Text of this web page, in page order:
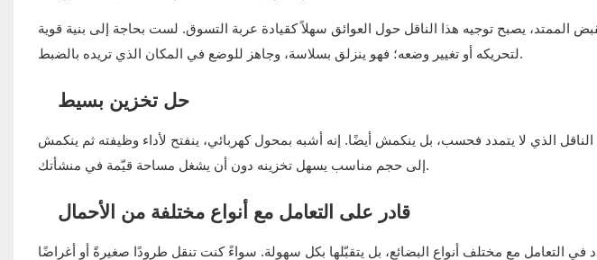
الممتد، يصبح توجيه هذا الناقل حول العوائق سهلاً كقيادة عربة التسوق. لست بحاجة إلى بنية قوية
لتحريكه أو تغيير وضعه؛ فهو ينزلق بسلاسة، وجاهز للوضع في المكان الذي تريده بالضبط.
حل تخزين بسيط
الذي لا يتمدد فحسب، بل ينكمش أيضًا. إنه أشبه بمحول كهربائي، ينفتح لأداء وظيفته ثم ينكمش
إلى حجم مناسب يسهل تخزينه دون أن يشغل مساحة قيّمة في منشأتك.
قادر على التعامل مع أنواع مختلفة من الأحمال
في التعامل مع مختلف أنواع البضائع، بل يتقبّلها بكل سهولة. سواءً كنت تنقل طرودًا صغيرةً أو أغراضًا